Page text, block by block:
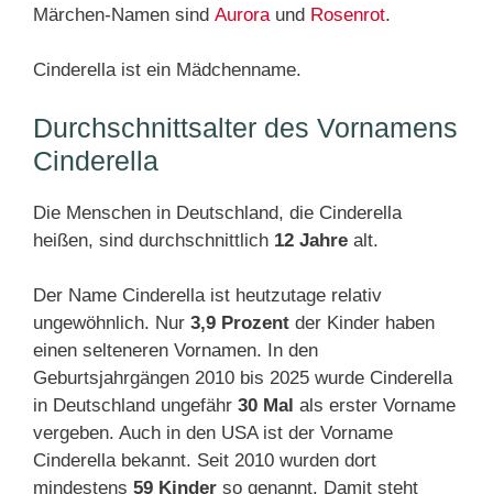
Märchen-Namen sind Auroraund Rosenrot.
Cinderella ist ein Mädchenname.
Durchschnittsalter des Vornamens
Cinderella
Die Menschen in Deutschland, die Cinderella
heißen, sind durchschnittlich 12 Jahre alt.
Der Name Cinderella ist heutzutage relativ
ungewöhnlich. Nur 3,9 Prozent der Kinder haben
einen selteneren Vornamen. In den
Geburtsjahrgängen 2010 bis 2025 wurde Cinderella
in Deutschland ungefähr 30 Mal als erster Vorname
vergeben. Auch in den USA ist der Vorname
Cinderella bekannt. Seit 2010 wurden dort
mindestens 59 Kinder so genannt. Damit steht